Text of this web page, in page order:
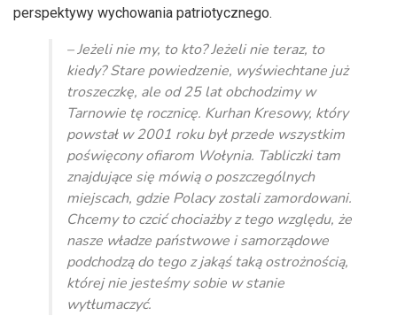
perspektywy wychowania patriotycznego.
– Jeżeli nie my, to kto? Jeżeli nie teraz, to
kiedy? Stare powiedzenie, wyświechtane już
troszeczkę, ale od 25 lat obchodzimy w
Tarnowie tę rocznicę. Kurhan Kresowy, który
powstał w 2001 roku był przede wszystkim
poświęcony ofiarom Wołynia. Tabliczki tam
znajdujące się mówią o poszczególnych
miejscach, gdzie Polacy zostali zamordowani.
Chcemy to czcić chociażby z tego względu, że
nasze władze państwowe i samorządowe
podchodzą do tego z jakąś taką ostrożnością,
której nie jesteśmy sobie w stanie
wytłumaczyć.